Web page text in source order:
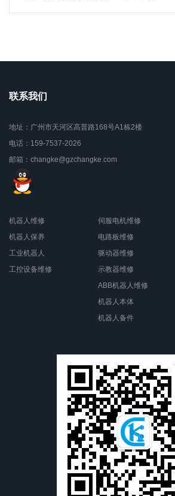
联系我们
地址：广州市天河区高普路168号A1栋2楼
电话：159-7537-2026
邮箱：changke@gzchangke.com
机器人维修
机器人保养
工业机器人
工控设备维修
伺服电机维修
电路板维修
驱动器维修
示教器维修
ABB机器人维修
机器人本体
机器人备件